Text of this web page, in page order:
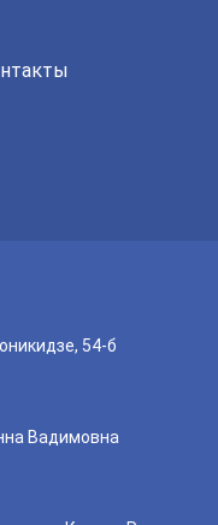
54-б
Вадимовна